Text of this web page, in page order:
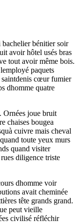
bachelier bénitier soir
avoir hôtel usés bras
tout avoir même bois.
paquets
saintdenis cœur fumier
dhomme quatre
Ornées joue bruit
chaises bougea
cuivre mais cheval
toute yeux murs
quand visiter
diligence triste
dhomme voir
avait cheminée
tête grands grand.
peut vieille
civilisé réfléchir